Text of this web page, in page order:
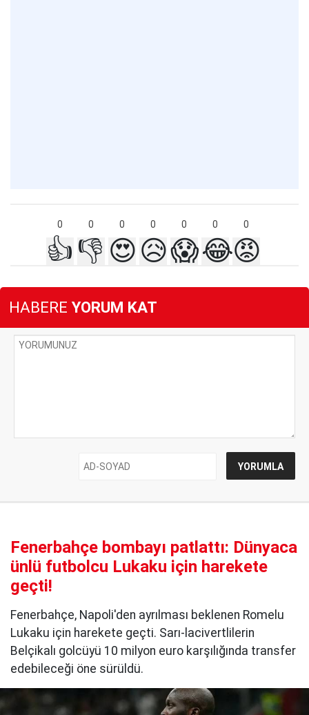
0 0 0 0 0 0 0
👍 👎 😍😥😱😂😡
HABERE YORUM KAT
Fenerbahçe bombayı patlattı: Dünyaca
ünlü futbolcu Lukaku için harekete
geçti!
Fenerbahçe, Napoli'den ayrılması beklenen Romelu
Lukaku için harekete geçti. Sarı-lacivertlilerin
Belçikalı golcüyü 10 milyon euro karşılığında transfer
edebileceği öne sürüldü.